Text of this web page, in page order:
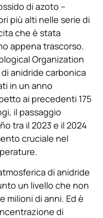
di azoto –
più alti nelle serie di
che è stata
appena trascorso.
Organization
anidride carbonica
in un anno
ai precedenti 175
il passaggio
tra il 2023 e il 2024
cruciale nel
di anidride
un livello che non
milioni di anni. Ed è
di